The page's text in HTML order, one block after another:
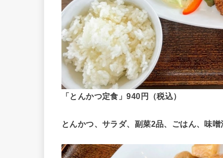
「とんかつ定食」940円（税込）
とんかつ、サラダ、副菜2品、ごはん、味噌